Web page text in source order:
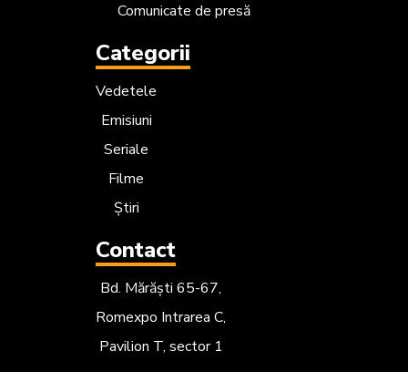
Comunicate de presă
Categorii
Vedetele
Emisiuni
Seriale
Filme
Știri
Contact
Bd. Mărăști 65-67,
Romexpo Intrarea C,
Pavilion T, sector 1